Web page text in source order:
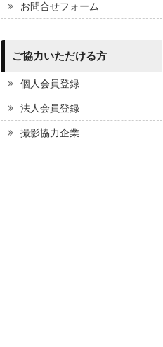
お問合せフォーム
ご協力いただける方
個人会員登録
法人会員登録
撮影協力企業